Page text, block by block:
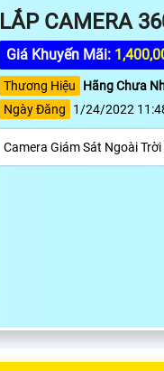
LẮP CAMERA
Giá Khuyến Mãi:
Thương Hiệu
Hãng Chưa
Ngày Đăng
1/24/2022
Camera Giám Sát Ngoài